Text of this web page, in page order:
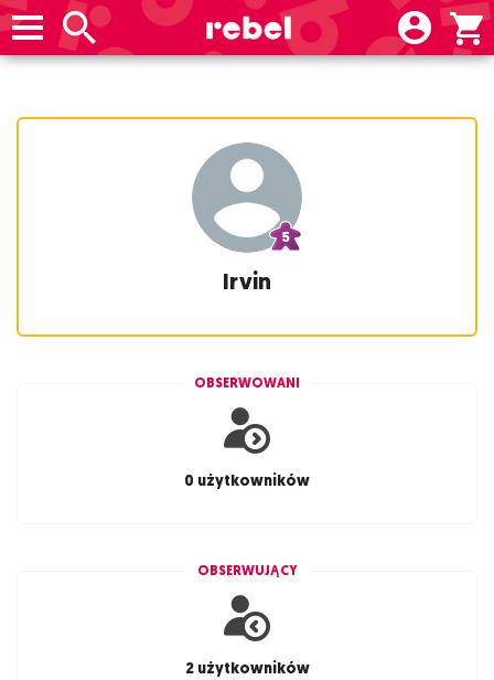
Irvin
OBSERWOWANI
0 użytkowników
OBSERWUJĄCY
2 użytkowników